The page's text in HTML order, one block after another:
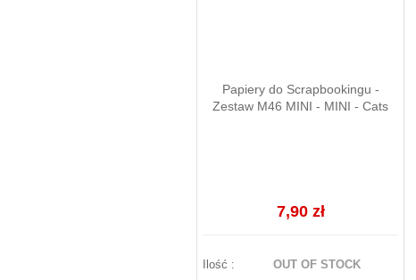
Papiery do Scrapbookingu -
Zestaw M46 MINI - MINI - Cats
7,90 zł
Ilość : OUT OF STOCK